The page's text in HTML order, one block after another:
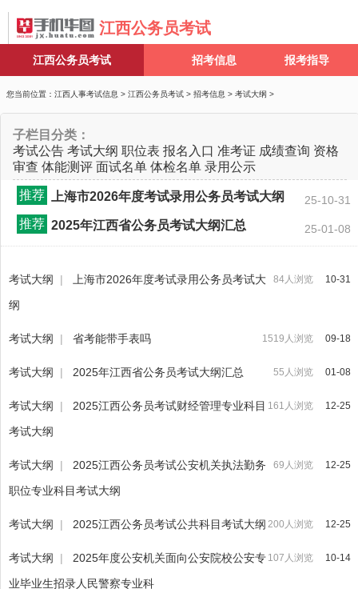
江西公务员考试
江西公务员考试 招考信息 报考指导
您当前位置： 江西人事考试信息 > 江西公务员考试 > 招考信息 > 考试大纲 >
子栏目分类：
考试公告 考试大纲 职位表 报名入口 准考证 成绩查询 资格
审查 体能测评 面试名单 体检名单 录用公示
推荐 25-10-31
上海市2026年度考试录用公务员考试大纲
推荐
25-01-08
2025年江西省公务员考试大纲汇总
10-31
84人浏览
考试大纲 |
上海市2026年度考试录用公务员考试大
纲
09-18
1519人浏览
考试大纲 | 省考能带手表吗
01-08
55人浏览
考试大纲 | 2025年江西省公务员考试大纲汇总
12-25
161人浏览
考试大纲 |
2025江西公务员考试财经管理专业科目
考试大纲
12-25
69人浏览
考试大纲 |
2025江西公务员考试公安机关执法勤务
职位专业科目考试大纲
12-25
200人浏览
考试大纲 | 2025江西公务员考试公共科目考试大纲
10-14
107人浏览
考试大纲 |
2025年度公安机关面向公安院校公安专
业毕业生招录人民警察专业科